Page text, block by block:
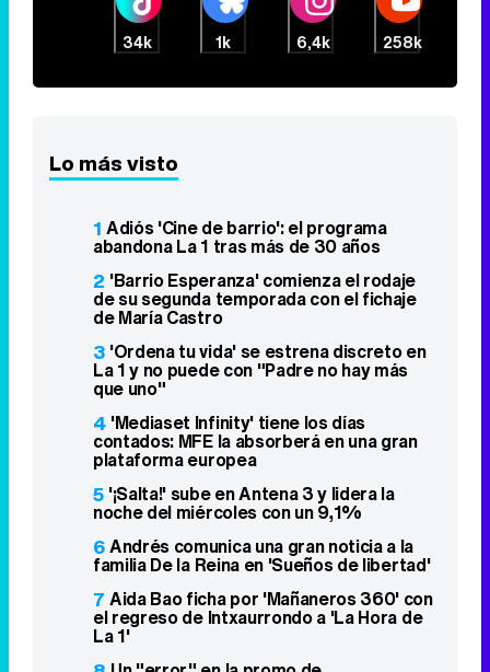
34k 1k 6,4k 258k
Lo más visto
1 Adiós 'Cine de barrio': el programa
abandona La 1 tras más de 30 años
2 'Barrio Esperanza' comienza el rodaje
de su segunda temporada con el fichaje
de María Castro
3 'Ordena tu vida' se estrena discreto en
La 1 y no puede con "Padre no hay más
que uno"
4 'Mediaset Infinity' tiene los días
contados: MFE la absorberá en una gran
plataforma europea
5 '¡Salta!' sube en Antena 3 y lidera la
noche del miércoles con un 9,1%
6Andrés comunica una gran noticia a la
familia De la Reina en 'Sueños de libertad'
7 Aida Bao ficha por 'Mañaneros 360' con
el regreso de Intxaurrondo a 'La Hora de
La 1'